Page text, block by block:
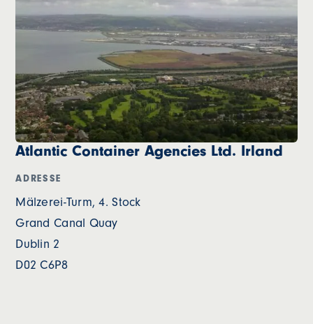
Atlantic Container Agencies Ltd. Irland
ADRESSE
Mälzerei-Turm, 4. Stock
Grand Canal Quay
Dublin 2
D02 C6P8